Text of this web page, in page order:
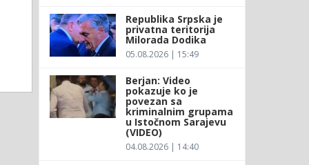
Republika Srpska je
privatna teritorija
Milorada Dodika
05.08.2026 | 15:49
Berjan: Video
pokazuje ko je
povezan sa
kriminalnim grupama
u Istočnom Sarajevu
(VIDEO)
04.08.2026 | 14:40